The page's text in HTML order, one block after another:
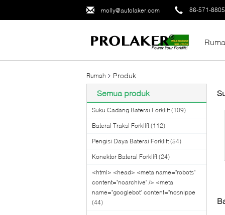
molly@autolaker.com 86-571-
Rumah Produk
Semua produk
Suku Cadang Baterai Forklift (109)
Baterai Traksi Forklift (112)
Pengisi Daya Baterai Forklift (54)
Konektor Baterai Forklift (24)
<html> <head> <meta name="robots"
content="noarchive" /> <meta
name="googlebot" content="nosnippe
(44)